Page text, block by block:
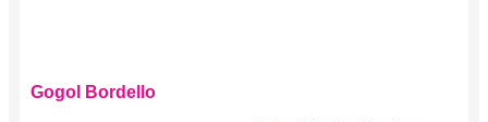
Этот
товар
Gogol Bordello